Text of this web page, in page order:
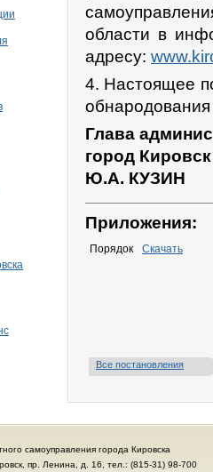
области в
адресу:
4. Настоящее
обнародования
Глава
город
Ю.А. КУЗИН
Приложения:
Порядок Скачать
Все постановления
самоуправления города Кировска
пр. Ленина, д. 16, тел.: (815-31) 98-700